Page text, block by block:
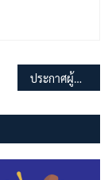
ประกาศผู้ชนะการเสนอราคา จ้างเหมาบริการบุคคล ตำแหน่งผู้ช่วยเหลืองานพัสดุกลาง ประจำเดือน สิงหาคม 2568 จำนวน 1 อัตรา โดยวิธีเฉพาะเจาะจง